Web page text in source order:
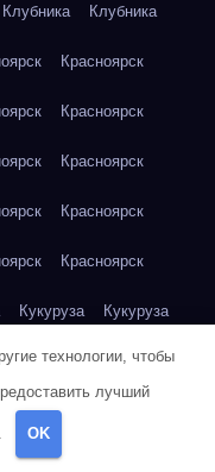
Клубника Клубника
Красноярск
Красноярск
Красноярск
Красноярск
Красноярск
Кукуруза Кукуруза
Кукуруза Кукуруза
Куриная грудка
технологии, чтобы
лучший
OK